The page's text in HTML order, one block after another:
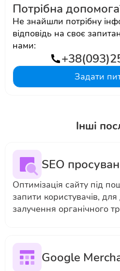
Потрібна
Не знайшли потрібну
відповідь на своє
нами:
Задати
Інші
SEO
Оптимізація сайту під
запити користувачів,
залучення органічного
Google